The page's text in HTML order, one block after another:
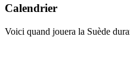
Calendrier
Voici quand jouera la Suède